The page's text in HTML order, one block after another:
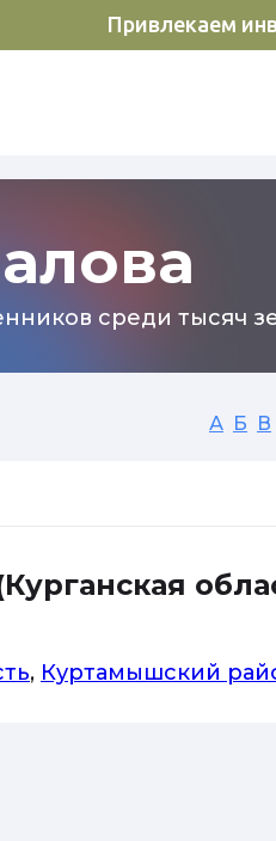
Привлекаем
среди тысяч
А Б В
, Куртамышский